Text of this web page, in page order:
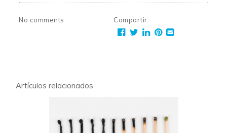
No comments Compartir:
Artículos relacionados